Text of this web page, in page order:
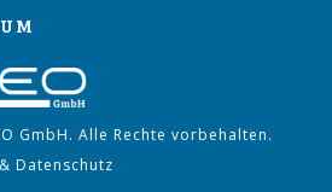
GmbH. Alle Rechte vorbehalten.
& Datenschutz